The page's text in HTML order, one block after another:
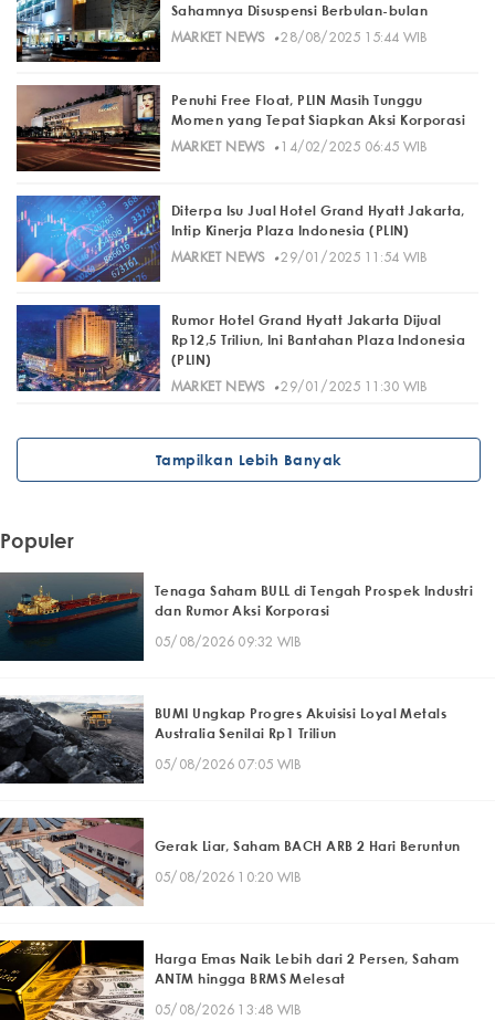
Sahamnya Disuspensi Berbulan-bulan
MARKET NEWS· 28/08/2025 15:44 WIB
Penuhi Free Float, PLIN Masih Tunggu
Momen yang Tepat Siapkan Aksi Korporasi
MARKET NEWS· 14/02/2025 06:45 WIB
Diterpa Isu Jual Hotel Grand Hyatt Jakarta,
Intip Kinerja Plaza Indonesia (PLIN)
MARKET NEWS· 29/01/2025 11:54 WIB
Rumor Hotel Grand Hyatt Jakarta Dijual
Rp12,5 Triliun, Ini Bantahan Plaza Indonesia
(PLIN)
MARKET NEWS· 29/01/2025 11:30 WIB
Tampilkan Lebih Banyak
Populer
Tenaga Saham BULL di Tengah Prospek Industri
dan Rumor Aksi Korporasi
05/08/2026 09:32 WIB
BUMI Ungkap Progres Akuisisi Loyal Metals
Australia Senilai Rp1 Triliun
05/08/2026 07:05 WIB
Gerak Liar, Saham BACH ARB 2 Hari Beruntun
05/08/2026 10:20 WIB
Harga Emas Naik Lebih dari 2 Persen, Saham
ANTM hingga BRMS Melesat
05/08/2026 13:48 WIB